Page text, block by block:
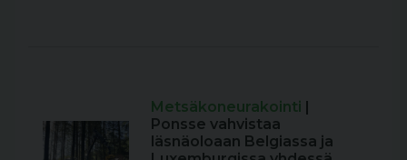
Metsäkoneurakointi |
Ponsse vahvistaa
läsnäoloaan Belgiassa ja